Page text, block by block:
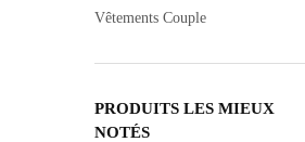
Vêtements Couple
PRODUITS LES MIEUX
NOTÉS